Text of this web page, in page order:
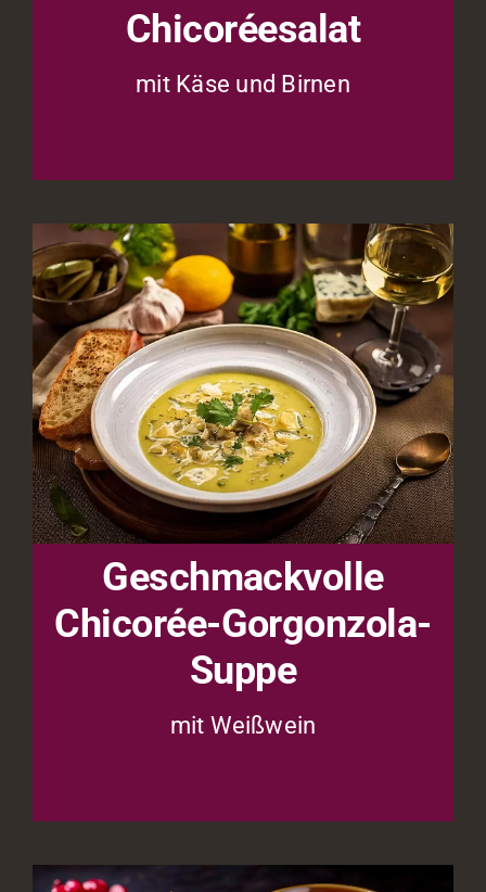
Chicoréesalat
mit Käse und Birnen
Geschmackvolle
Chicorée-Gorgonzola-
Suppe
mit Weißwein